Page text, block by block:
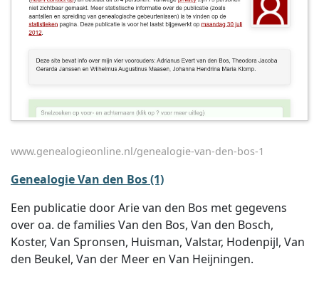
www.genealogieonline.nl/genealogie-van-den-bos-1
Genealogie Van den Bos (1)
Een publicatie door Arie van den Bos met gegevens
over oa. de families Van den Bos, Van den Bosch,
Koster, Van Spronsen, Huisman, Valstar, Hodenpijl, Van
den Beukel, Van der Meer en Van Heijningen.